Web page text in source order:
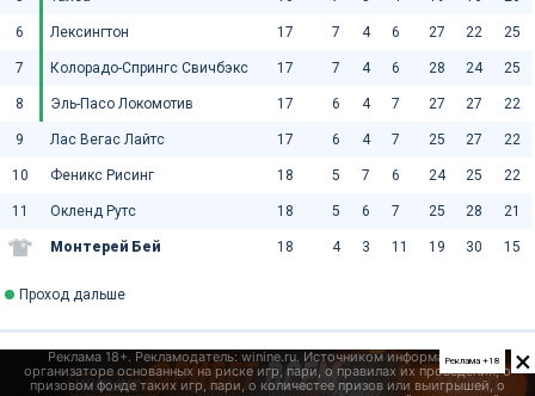
6 Лексингтон 17 7 4 6 27 22 25
7 Колорадо-Спрингс Свичбэкс 17 7 4 6 28 24 25
8 Эль-Пасо Локомотив 17 6 4 7 27 27 22
9 Лас Вегас Лайтс 17 6 4 7 25 27 22
10 Феникс Рисинг 18 5 7 6 24 25 22
11 Окленд Рутс 18 5 6 7 25 28 21
Монтерей Бей 18 4 3 11 19 30 15
Проход дальше
×
Реклама +18